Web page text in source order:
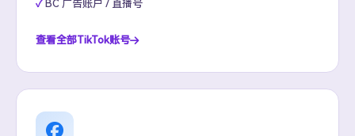
BC 广告账户 / 直播号
查看全部TikTok账号